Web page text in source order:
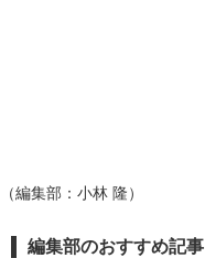
（編集部：小林 隆）
編集部のおすすめ記事